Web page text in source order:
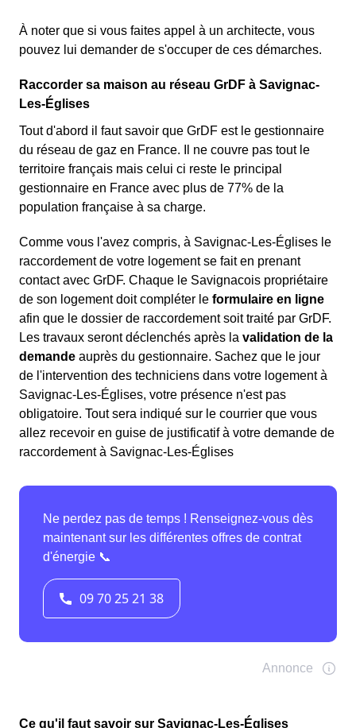
À noter que si vous faites appel à un architecte, vous
pouvez lui demander de s'occuper de ces démarches.
Raccorder sa maison au réseau GrDF à Savignac-
Les-Églises
Tout d'abord il faut savoir que GrDF est le gestionnaire
du réseau de gaz en France. Il ne couvre pas tout le
territoire français mais celui ci reste le principal
gestionnaire en France avec plus de 77% de la
population française à sa charge.
Comme vous l'avez compris, à Savignac-Les-Églises le
raccordement de votre logement se fait en prenant
contact avec GrDF. Chaque le Savignacois propriétaire
de son logement doit compléter le formulaire en ligne
afin que le dossier de raccordement soit traité par GrDF.
Les travaux seront déclenchés après la validation de la
demande auprès du gestionnaire. Sachez que le jour
de l'intervention des techniciens dans votre logement à
Savignac-Les-Églises, votre présence n'est pas
obligatoire. Tout sera indiqué sur le courrier que vous
allez recevoir en guise de justificatif à votre demande de
raccordement à Savignac-Les-Églises
Ce qu'il faut savoir sur Savignac-Les-Églises